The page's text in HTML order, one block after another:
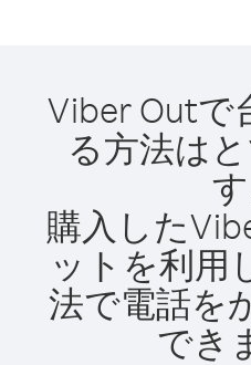
Viber Outで
る方法は
す
購入した
ットを利用
法で電話を
でき